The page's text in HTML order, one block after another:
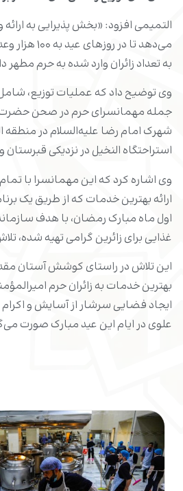
التمیمی افزود: «بخش پذیرایی به
می‌دهد تا در
به تعداد زائران وارد شده به حرم مطهر
وی توضیح داد که عملیات توزیع،
جمله مهمانسرای حرم در صحن حضرت
شهرک امام رضا علیه‌السلام در منطقه
استراحتگاه النخیل در نزدیکی
وی اشاره کرد که این مهمانسرا با
ارائه بهترین خدمات که از طریق یک
اول ماه مبارک رمضان، با هدف
غذایی برای زائرین گرامی تهیه شده،
این تلاش در راستای کوشش آستان
بهترین خدمات به زائران حرم
ایجاد فضایی سرشار از آسایش و
علوی در ایام این عید مبارک صورت